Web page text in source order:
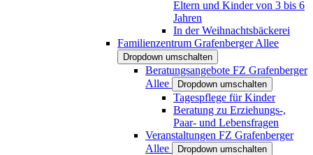
Eltern und Kinder von 3 bis 6
Jahren
In der Weihnachtsbäckerei
Familienzentrum Grafenberger Allee
Dropdown umschalten
Beratungsangebote FZ Grafenberger
Allee
Dropdown umschalten
Tagespflege für Kinder
Beratung zu Erziehungs-,
Paar- und Lebensfragen
Veranstaltungen FZ Grafenberger
Allee
Dropdown umschalten